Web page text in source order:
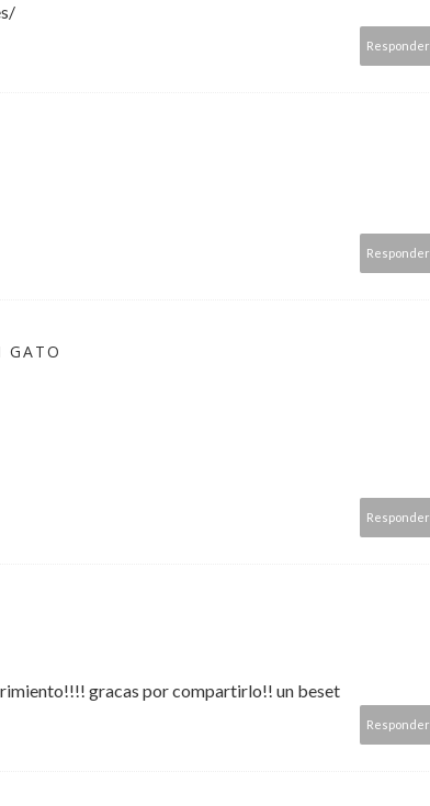
Responder
Responder
GATO
Responder
gracas por compartirlo!! un beset
Responder